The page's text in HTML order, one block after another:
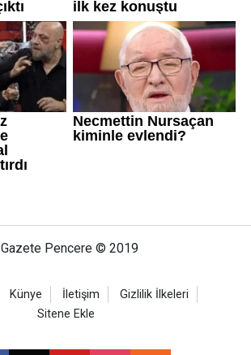
Gazete Pencere © 2019
Künye İletişim
Gizlilik İlkeleri
Sitene Ekle